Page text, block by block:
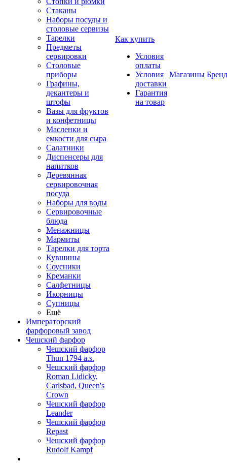
Стаканы
Наборы посуды и
столовые сервизы
Тарелки
Предметы
сервировки
Столовые
приборы
Графины,
декантеры и
штофы
Вазы для фруктов
и конфетницы
Масленки и
емкости для сыра
Салатники
Диспенсеры для
напитков
Деревянная
сервировочная
посуда
Наборы для воды
Сервировочные
блюда
Менажницы
Мармиты
Тарелки для торта
Кувшины
Соусники
Креманки
Салфетницы
Икорницы
Супницы
Ещё
Императорский
фарфоровый завод
Чешский фарфор
Чешский фарфор
Thun 1794 a.s.
Чешский фарфор
Roman Lidicky,
Carlsbad, Queen's
Crown
Чешский фарфор
Leander
Чешский фарфор
Repast
Чешский фарфор
Rudolf Kampf
Как купить
Условия
оплаты
Условия
доставки
Гарантия
на товар
Магазины